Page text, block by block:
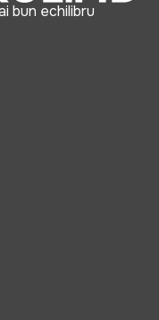
bun echilibru